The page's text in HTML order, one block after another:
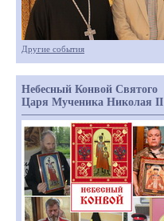
Другие события
Небесный Конвой Святого
Царя Мученика Николая II